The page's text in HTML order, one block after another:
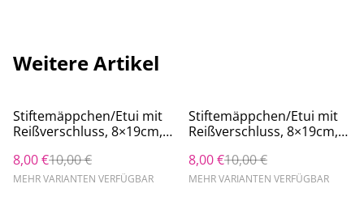
Weitere Artikel
%
Stiftemäppchen/Etui mit
Reißverschluss, 8×19cm,
Befestigen an z.B.
Kalender, Schlaufe zum
8,00 €10,00 €
MEHR VARIANTEN VERFÜGBAR
%
Stiftemäppchen/Etui mit
Reißverschluss, 8×19cm,
Befestigen an z.B.
Kalender, Schlaufe zum
8,00 €10,00 €
MEHR VARIANTEN VERFÜGBAR